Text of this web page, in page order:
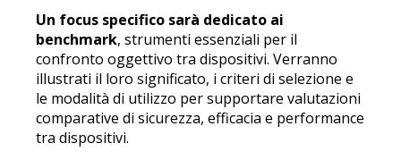
Un focus specifico sarà dedicato ai
benchmark, strumenti essenziali per il
confronto oggettivo tra dispositivi. Verranno
illustrati il loro significato, i criteri di selezione e
le modalità di utilizzo per supportare valutazioni
comparative di sicurezza, efficacia e performance
tra dispositivi.